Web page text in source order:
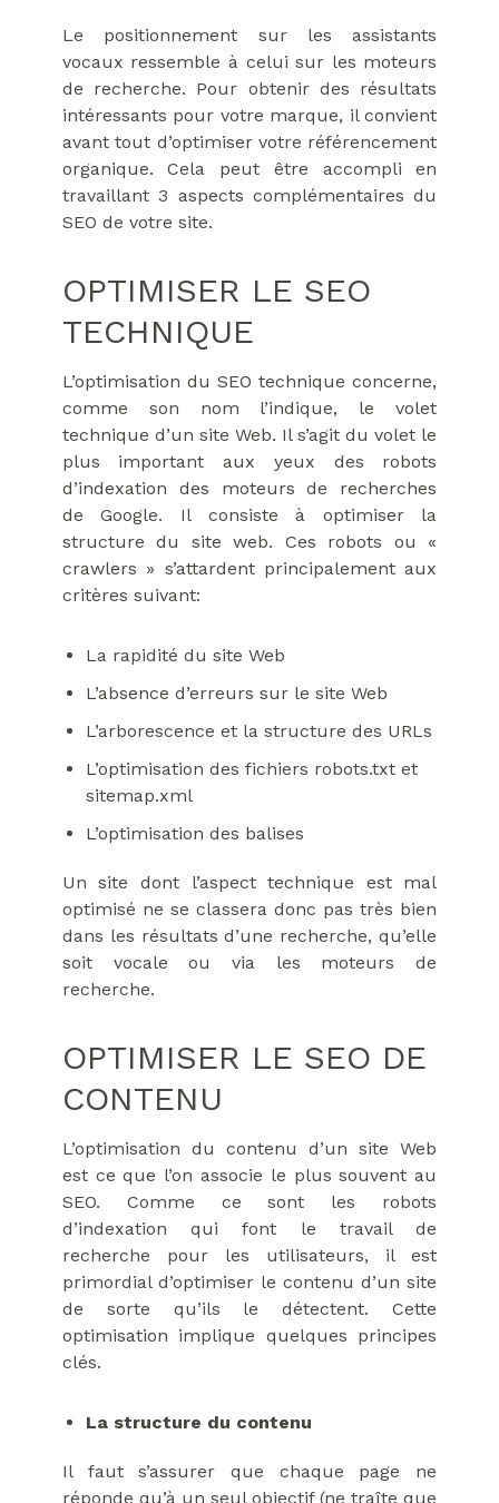
Le positionnement sur les assistants
vocaux ressemble à celui sur les moteurs
de recherche. Pour obtenir des résultats
intéressants pour votre marque, il convient
avant tout d’optimiser votre référencement
organique. Cela peut être accompli en
travaillant 3 aspects complémentaires du
SEO de votre site.
OPTIMISER LE SEO
TECHNIQUE
L’optimisation du SEO technique concerne,
comme son nom l’indique, le volet
technique d’un site Web. Il s’agit du volet le
plus important aux yeux des robots
d’indexation des moteurs de recherches
de Google. Il consiste à optimiser la
structure du site web. Ces robots ou «
crawlers » s’attardent principalement aux
critères suivant:
La rapidité du site Web
L’absence d’erreurs sur le site Web
L’arborescence et la structure des URLs
L’optimisation des fichiers robots.txt et
sitemap.xml
L’optimisation des balises
Un site dont l’aspect technique est mal
optimisé ne se classera donc pas très bien
dans les résultats d’une recherche, qu’elle
soit vocale ou via les moteurs de
recherche.
OPTIMISER LE SEO DE
CONTENU
L’optimisation du contenu d’un site Web
est ce que l’on associe le plus souvent au
SEO. Comme ce sont les robots
d’indexation qui font le travail de
recherche pour les utilisateurs, il est
primordial d’optimiser le contenu d’un site
de sorte qu’ils le détectent. Cette
optimisation implique quelques principes
clés.
La structure du contenu
Il faut s’assurer que chaque page ne
réponde qu’à un seul objectif (ne traîte que